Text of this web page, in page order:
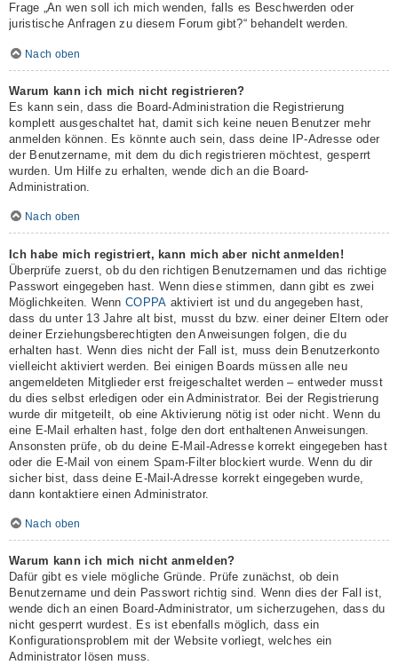
Frage „An wen soll ich mich wenden, falls es Beschwerden oder
juristische Anfragen zu diesem Forum gibt?“ behandelt werden.
Nach oben
Warum kann ich mich nicht registrieren?
Es kann sein, dass die Board-Administration die Registrierung
komplett ausgeschaltet hat, damit sich keine neuen Benutzer mehr
anmelden können. Es könnte auch sein, dass deine IP-Adresse oder
der Benutzername, mit dem du dich registrieren möchtest, gesperrt
wurden. Um Hilfe zu erhalten, wende dich an die Board-
Administration.
Nach oben
Ich habe mich registriert, kann mich aber nicht anmelden!
Überprüfe zuerst, ob du den richtigen Benutzernamen und das richtige
Passwort eingegeben hast. Wenn diese stimmen, dann gibt es zwei
Möglichkeiten. WennCOPPA aktiviert ist und du angegeben hast,
dass du unter 13 Jahre alt bist, musst du bzw. einer deiner Eltern oder
deiner Erziehungsberechtigten den Anweisungen folgen, die du
erhalten hast. Wenn dies nicht der Fall ist, muss dein Benutzerkonto
vielleicht aktiviert werden. Bei einigen Boards müssen alle neu
angemeldeten Mitglieder erst freigeschaltet werden – entweder musst
du dies selbst erledigen oder ein Administrator. Bei der Registrierung
wurde dir mitgeteilt, ob eine Aktivierung nötig ist oder nicht. Wenn du
eine E-Mail erhalten hast, folge den dort enthaltenen Anweisungen.
Ansonsten prüfe, ob du deine E-Mail-Adresse korrekt eingegeben hast
oder die E-Mail von einem Spam-Filter blockiert wurde. Wenn du dir
sicher bist, dass deine E-Mail-Adresse korrekt eingegeben wurde,
dann kontaktiere einen Administrator.
Nach oben
Warum kann ich mich nicht anmelden?
Dafür gibt es viele mögliche Gründe. Prüfe zunächst, ob dein
Benutzername und dein Passwort richtig sind. Wenn dies der Fall ist,
wende dich an einen Board-Administrator, um sicherzugehen, dass du
nicht gesperrt wurdest. Es ist ebenfalls möglich, dass ein
Konfigurationsproblem mit der Website vorliegt, welches ein
Administrator lösen muss.